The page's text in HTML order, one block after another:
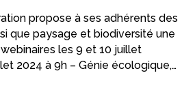
propose à ses adhérents des
que paysage et biodiversité une
les 9 et 10 juillet
2024 à 9h – Génie écologique,…